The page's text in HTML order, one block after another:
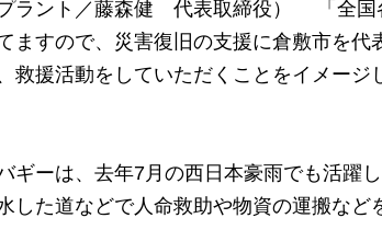
プラント／藤森健 代表取締役） 「全国
ますので、災害復旧の支援に倉敷市を代
救援活動をしていただくことをイメージ
ギーは、去年7月の西日本豪雨でも活躍
した道などで人命救助や物資の運搬など